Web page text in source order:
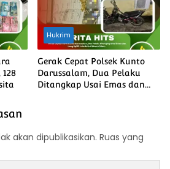
Hukrim
Gerak Cepat Polsek Kunto
Darussalam, Dua Pelaku
Ditangkap Usai Emas dan
akan dipublikasikan. Ruas yang